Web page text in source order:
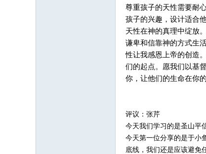
尊重孩子的天性需要耐
孩子的兴趣，设计适合
天性在神的真理中绽放
谦卑和信靠神的方式生
性让我感恩上帝的创造
们的起点。愿我们以基
你，让他们的生命在你
评议：张芹
今天我们学习的是圣山平
今天第一位分享的是于小
底线，我们还是应该避免